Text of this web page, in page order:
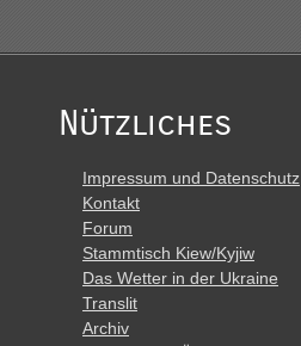
Nützliches
Impressum und Datenschutz
Kontakt
Forum
Stammtisch Kiew/Kyjiw
Das Wetter in der Ukraine
Translit
Archiv